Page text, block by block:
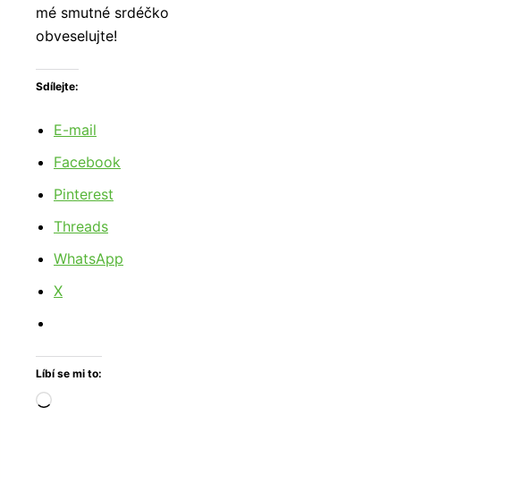
mé smutné srdéčko
obveselujte!
Sdílejte:
E-mail
Facebook
Pinterest
Threads
WhatsApp
X
Líbí se mi to:
Načítání…